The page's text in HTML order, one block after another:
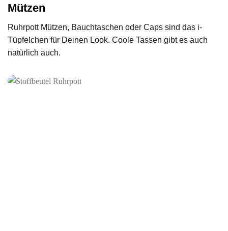
Mützen
Ruhrpott Mützen, Bauchtaschen oder Caps sind das i-
Tüpfelchen für Deinen Look. Coole Tassen gibt es auch
natürlich auch.